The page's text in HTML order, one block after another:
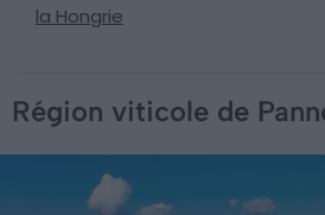
la Hongrie
Région viticole de